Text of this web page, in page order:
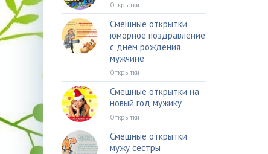
Открытки
Смешные открытки
юморное поздравление
с днем рождения
мужчине
Открытки
Смешные открытки на
новый год мужику
Открытки
Смешные открытки
мужу сестры